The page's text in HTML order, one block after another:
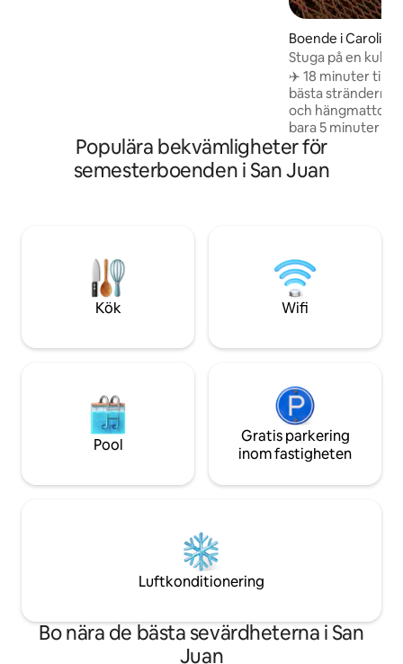
tvättstuga i närheten ♦️ Utmärkt för
familjer, par och små grupper som vill
Boende i Carolina
Stuga på en kulle
18 minuter till
✈️ 18 minuter till
bästa stränderna
och hängmattor
bara 5 minuter till
till El Yunque och
på en kulle med
Queensize-säng
från en upphöjd
smart-TV och
Strandstolar,
badhanddukar
Populära bekvämligheter för
semesterboenden i San Juan
Kök Wifi
Pool
Gratis parkering
inom fastigheten
Luftkonditionering
Bo nära de bästa sevärdheterna i San
Juan